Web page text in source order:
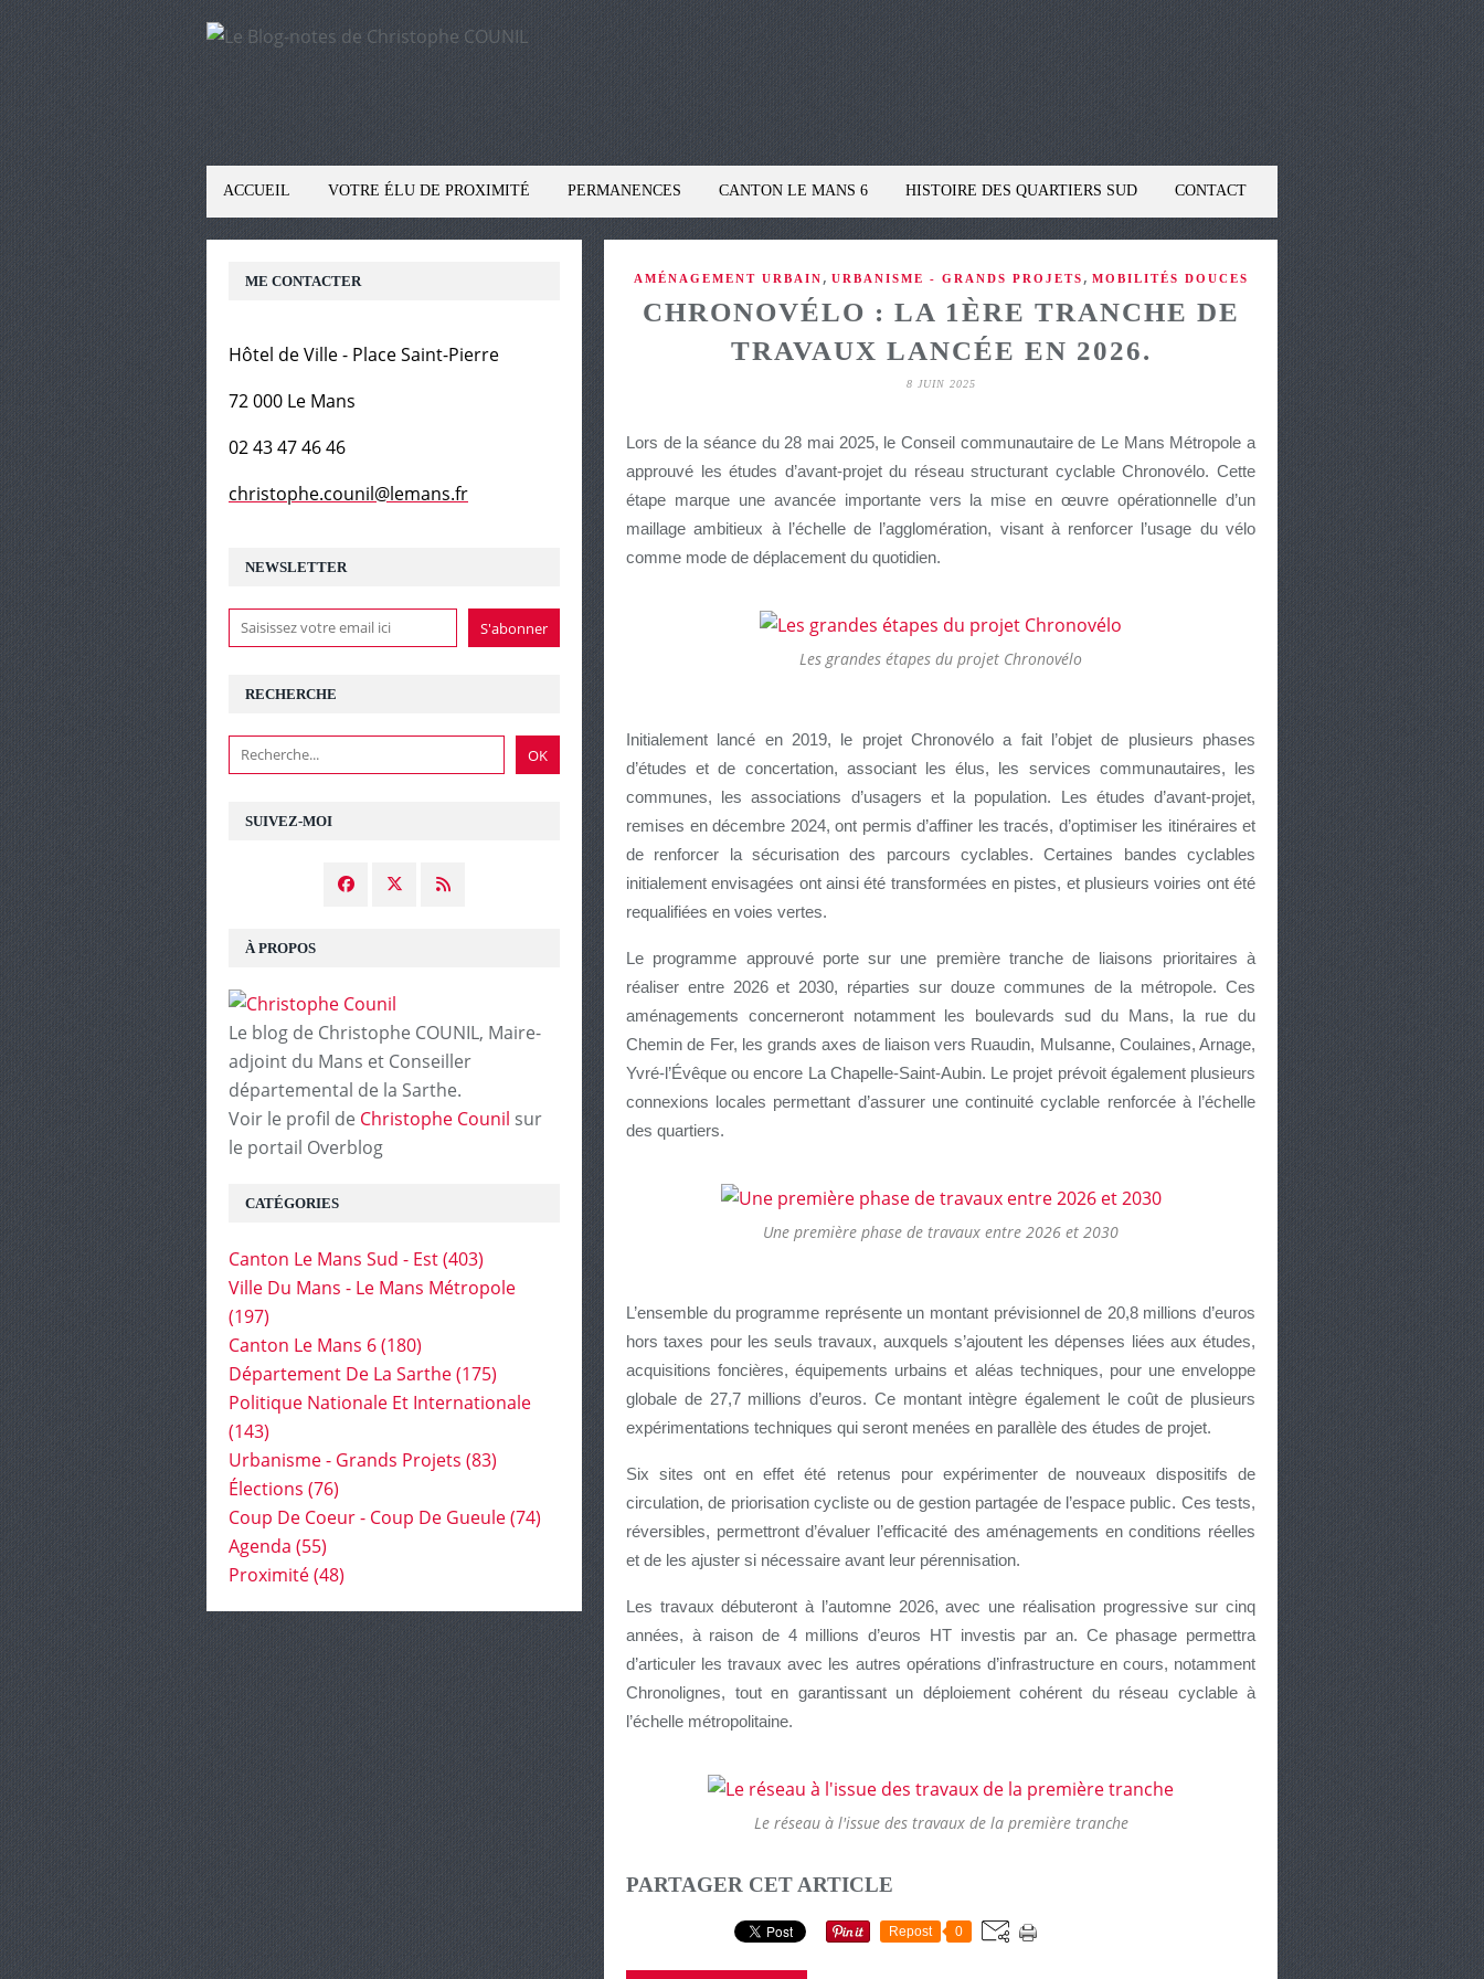
ACCUEIL VOTRE ÉLU DE PROXIMITÉ PERMANENCES CANTON LE MANS 6 HISTOIRE DES QUARTIERS SUD CONTACT
AMÉNAGEMENT URBAIN , URBANISME - GRANDS PROJETS , MOBILITÉS DOUCES
CHRONOVÉLO : LA 1ÈRE TRANCHE DE
TRAVAUX LANCÉE EN 2026.
8 JUIN 2025
Lors de la séance du 28 mai 2025, le Conseil communautaire de Le Mans Métropole a
approuvé les études d’avant-projet du réseau structurant cyclable Chronovélo. Cette
étape marque une avancée importante vers la mise en œuvre opérationnelle d’un
maillage ambitieux à l’échelle de l’agglomération, visant à renforcer l’usage du vélo
comme mode de déplacement du quotidien.
Les grandes étapes du projet Chronovélo
Initialement lancé en 2019, le projet Chronovélo a fait l’objet de plusieurs phases
d’études et de concertation, associant les élus, les services communautaires, les
communes, les associations d’usagers et la population. Les études d’avant-projet,
remises en décembre 2024, ont permis d’affiner les tracés, d’optimiser les itinéraires et
de renforcer la sécurisation des parcours cyclables. Certaines bandes cyclables
initialement envisagées ont ainsi été transformées en pistes, et plusieurs voiries ont été
requalifiées en voies vertes.
Le programme approuvé porte sur une première tranche de liaisons prioritaires à
réaliser entre 2026 et 2030, réparties sur douze communes de la métropole. Ces
aménagements concerneront notamment les boulevards sud du Mans, la rue du
Chemin de Fer, les grands axes de liaison vers Ruaudin, Mulsanne, Coulaines, Arnage,
Yvré-l’Évêque ou encore La Chapelle-Saint-Aubin. Le projet prévoit également plusieurs
connexions locales permettant d’assurer une continuité cyclable renforcée à l’échelle
des quartiers.
Une première phase de travaux entre 2026 et 2030
L’ensemble du programme représente un montant prévisionnel de 20,8 millions d’euros
hors taxes pour les seuls travaux, auxquels s’ajoutent les dépenses liées aux études,
acquisitions foncières, équipements urbains et aléas techniques, pour une enveloppe
globale de 27,7 millions d’euros. Ce montant intègre également le coût de plusieurs
expérimentations techniques qui seront menées en parallèle des études de projet.
Six sites ont en effet été retenus pour expérimenter de nouveaux dispositifs de
circulation, de priorisation cycliste ou de gestion partagée de l’espace public. Ces tests,
réversibles, permettront d’évaluer l’efficacité des aménagements en conditions réelles
et de les ajuster si nécessaire avant leur pérennisation.
Les travaux débuteront à l’automne 2026, avec une réalisation progressive sur cinq
années, à raison de 4 millions d’euros HT investis par an. Ce phasage permettra
d’articuler les travaux avec les autres opérations d’infrastructure en cours, notamment
Chronolignes, tout en garantissant un déploiement cohérent du réseau cyclable à
l’échelle métropolitaine.
Le réseau à l'issue des travaux de la première tranche
PARTAGER CET ARTICLE
Repost 0
NEWSLETTER
SUIVEZ-MOI
RECHERCHE
À PROPOS
Le blog de Christophe COUNIL, Maire-
adjoint du Mans et Conseiller
départemental de la Sarthe.
Voir le profil de Christophe Counil sur
le portail Overblog
CATÉGORIES
Canton Le Mans Sud - Est(403)
Ville Du Mans - Le Mans Métropole
(197)
Canton Le Mans 6(180)
Département De La Sarthe(175)
Politique Nationale Et Internationale
(143)
Urbanisme - Grands Projets (83)
Élections (76)
Coup De Coeur - Coup De Gueule(74)
Agenda (55)
Proximité(48)
ME CONTACTER
Hôtel de Ville - Place Saint-Pierre
72 000 Le Mans
02 43 47 46 46
christophe.counil@lemans.fr